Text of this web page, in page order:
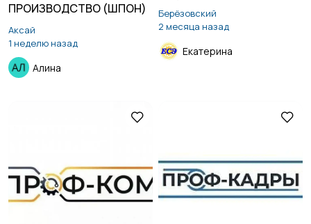
ПРОИЗВОДСТВО (ШПОН)
Аксай
1 неделю назад
Алина
Берёзовский
2 месяца назад
Екатерина